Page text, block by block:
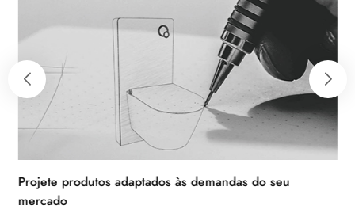
produtos adaptados às demandas do seu